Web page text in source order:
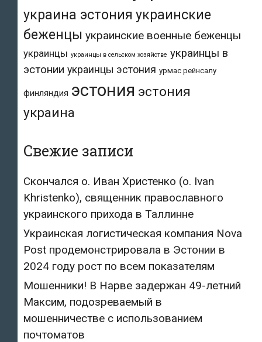
украина эстония украинские
беженцы украинские военные беженцы
украинцы украинцы в сельском хозяйстве украинцы в
эстонии украинцы эстония урмас рейнсалу
финляндия эстония эстония
украина
Свежие записи
Скончался о. Иван Христенко (о. Ivan
Khristenko), священник православного
украинского прихода в Таллинне
Украинская логистическая компания Nova
Post продемонстрировала в Эстонии в
2024 году рост по всем показателям
Мошенники! В Нарве задержан 49-летний
Максим, подозреваемый в
мошенничестве с использованием
почтоматов